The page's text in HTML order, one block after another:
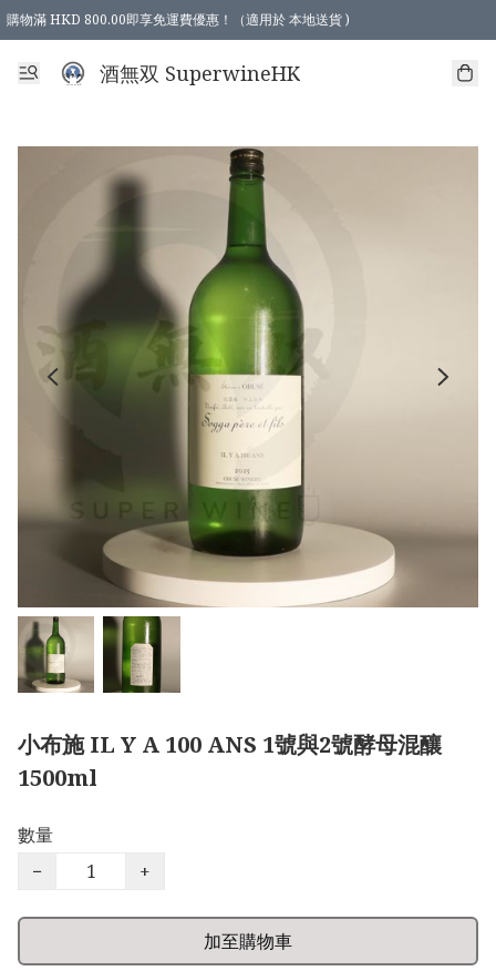
購物滿 HKD 800.00即享免運費優惠！（適用於 本地送貨 )
酒無双 SuperwineHK
小布施 IL Y A 100 ANS 1號與2號酵母混釀
1500ml
數量
−
+
加至購物車